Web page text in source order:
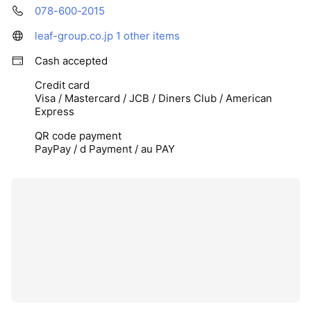
078-600-2015
leaf-group.co.jp 1 other items
Cash accepted
Credit card
Visa / Mastercard / JCB / Diners Club / American
Express
QR code payment
PayPay / d Payment / au PAY